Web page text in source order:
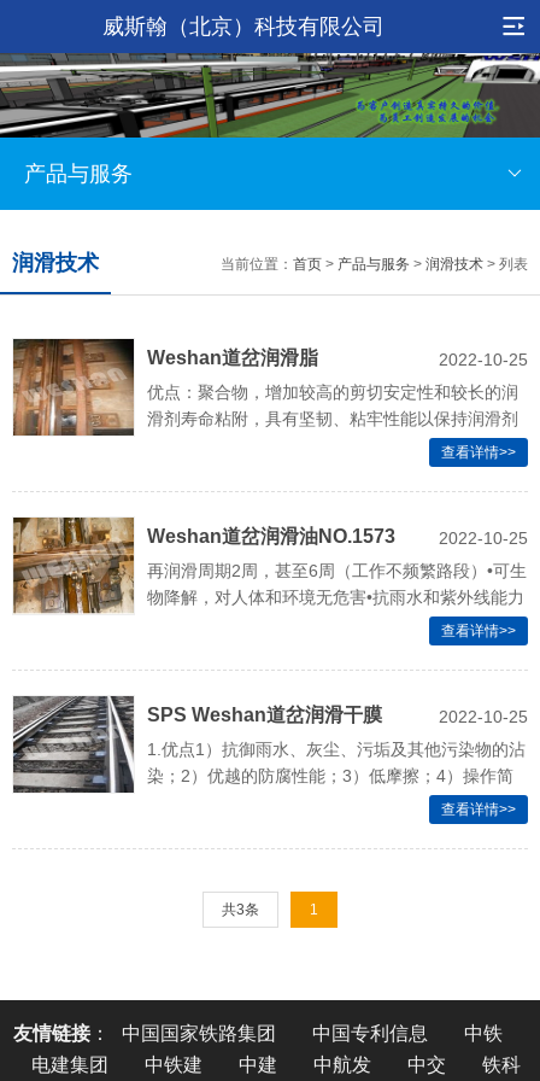
威斯翰（北京）科技有限公司
产品与服务
当前位置： 首页 > 产品与服务 > 润滑技术 > 列表
润滑技术
2022-10-25
Weshan道岔润滑脂
NO.2573（W）
优点：聚合物，增加较高的剪切安定性和较长的润
滑剂寿命粘附，具有坚韧、粘牢性能以保持润滑剂
查看详情>>
2022-10-25
Weshan道岔润滑油NO.1573
再润滑周期2周，甚至6周（工作不频繁路段）•可生
物降解，对人体和环境无危害•抗雨水和紫外线能力
查看详情>>
2022-10-25
SPS Weshan道岔润滑干膜
NO.3573
1.优点1）抗御雨水、灰尘、污垢及其他污染物的沾
染；2）优越的防腐性能；3）低摩擦；4）操作简
单，符合人体工程系设计，喷涂或涂抹均可；
查看详情>>
共3条 1
友情链接： 中国国家铁路集团 中国专利信息
中铁
电建集团
中铁建 中建 中航发 中交 铁科